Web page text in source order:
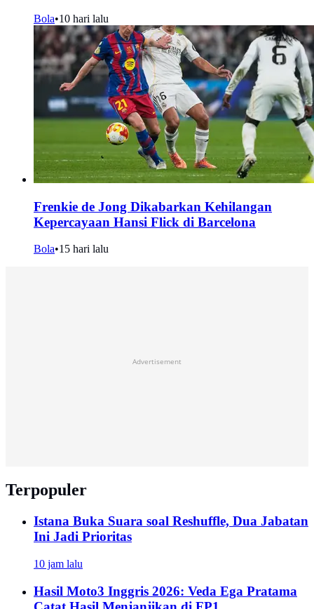
Bola•10 hari lalu
Frenkie de Jong Dikabarkan Kehilangan
Kepercayaan Hansi Flick di Barcelona
Bola•15 hari lalu
Advertisement
Terpopuler
Istana Buka Suara soal Reshuffle, Dua Jabatan
Ini Jadi Prioritas
10 jam lalu
Hasil Moto3 Inggris 2026: Veda Ega Pratama